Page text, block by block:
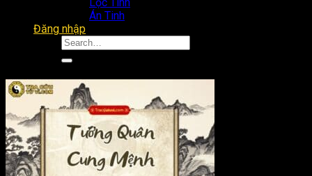
Án Tinh
Đăng nhập